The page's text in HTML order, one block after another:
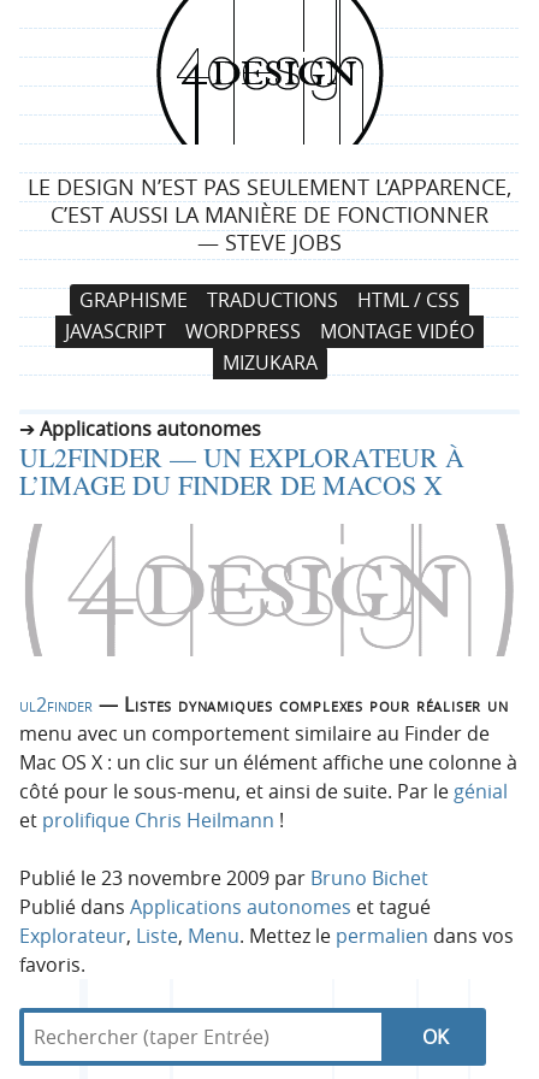
4
d
e
s
i
g
n
LE DESIGN N’EST PAS SEULEMENT L’APPARENCE,
C’EST AUSSI LA MANIÈRE DE FONCTIONNER
— STEVE JOBS
a
t
i
n
r
c
i
p
a
l
a
u
c
n
e
n
GRAPHISME TRADUCTIONS
HTML / CSS
JAVASCRIPT
WORDPRESS
MONTAGE VIDÉO
MIZUKARA
Applications autonomes
UL2FINDER — UN EXPLORATEUR À
L’IMAGE DU FINDER DE MACOS X
ul2finder — Listes dynamiques complexes pour réaliser un
menu avec un comportement similaire au Finder de
Mac OS X : un clic sur un élément affiche une colonne à
côté pour le sous-menu, et ainsi de suite. Par le génial
et prolifique Chris Heilmann !
Publié le23 novembre 2009 par Bruno Bichet
Publié dans Applications autonomes et tagué
Explorateur, Liste, Menu. Mettez le permalien dans vos
favoris.
R
R
d